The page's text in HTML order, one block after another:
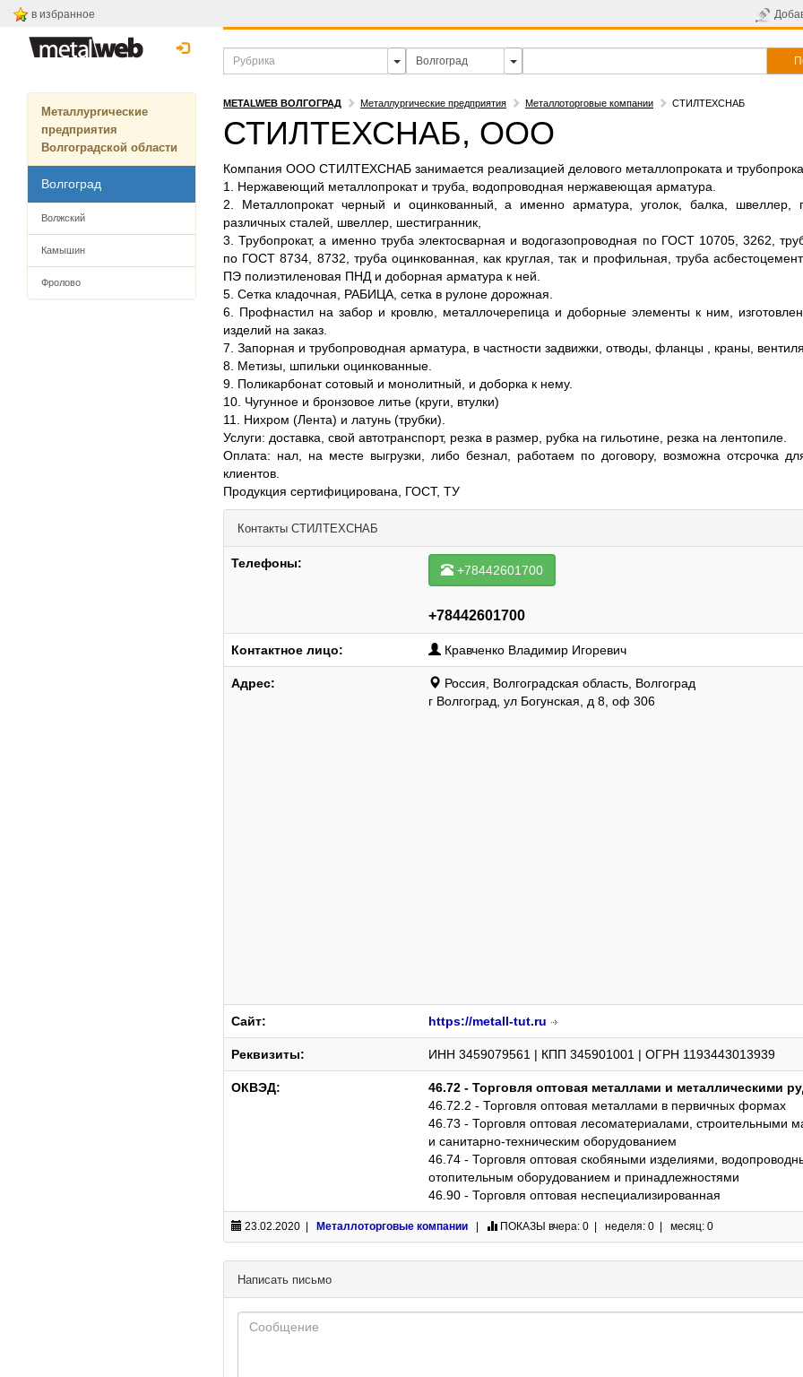
в избранное
Металлургические
предприятия
Волгоградской области
Волгоград
Волжский
Камышин
Фролово
METALWEB ВОЛГОГРАД Металлургические предприятия Металлоторговые компании СТИЛТЕХСНАБ
СТИЛТЕХСНАБ, ООО
Компания ООО СТИЛТЕХСНАБ занимается реализацией делового металлопроката и
1. Нержавеющий металлопрокат и труба, водопроводная нержавеющая арматура.
2. Металлопрокат черный и оцинкованный, а именно арматура, уголок, балка, швеллер,
различных сталей, швеллер, шестигранник,
3. Трубопрокат, а именно труба электосварная и водогазопроводная по ГОСТ 10705, 3262,
по ГОСТ 8734, 8732, труба оцинкованная, как круглая, так и профильная, труба
ПЭ полиэтиленовая ПНД и доборная арматура к ней.
5. Сетка кладочная, РАБИЦА, сетка в рулоне дорожная.
6. Профнастил на забор и кровлю, металлочерепица и доборные элементы к ним,
изделий на заказ.
7. Запорная и трубопроводная арматура, в частности задвижки, отводы, фланцы , краны,
8. Метизы, шпильки оцинкованные.
9. Поликарбонат сотовый и монолитный, и доборка к нему.
10. Чугунное и бронзовое литье (круги, втулки)
11. Нихром (Лента) и латунь (трубки).
Услуги: доставка, свой автотранспорт, резка в размер, рубка на гильотине, резка на лентопиле.
Оплата: нал, на месте выгрузки, либо безнал, работаем по договору, возможна отсрочка
клиентов.
Продукция сертифицирована, ГОСТ, ТУ
Контакты СТИЛТЕХСНАБ
Телефоны: +78442601700
+78442601700
Контактное лицо: Кравченко Владимир Игоревич
Адрес:
Россия, Волгоградская область, Волгоград
г Волгоград, ул Богунская, д 8, оф 306
Сайт: https://metall-tut.ru
Реквизиты: ИНН 3459079561 | КПП 345901001 | ОГРН 1193443013939
ОКВЭД:
46.72 - Торговля оптовая металлами и металлическими
46.72.2 - Торговля оптовая металлами в первичных формах
46.73 - Торговля оптовая лесоматериалами, строительными
и санитарно-техническим оборудованием
46.74 - Торговля оптовая скобяными изделиями,
отопительным оборудованием и принадлежностями
46.90 - Торговля оптовая неспециализированная
23.02.2020 | Металлоторговые компании ПОКАЗЫ вчера: 0 | неделя: 0 | месяц: 0
Написать письмо